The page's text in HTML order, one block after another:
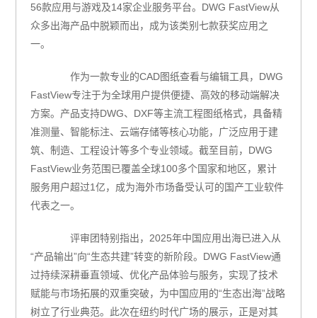
56款应用与游戏及14家企业服务平台。DWG FastView从
众多出海产品中脱颖而出，成为该类别七款获奖应用之
一。
作为一款专业的CAD图纸查看与编辑工具，DWG
FastView专注于为全球用户提供便捷、高效的移动端解决
方案。产品支持DWG、DXF等主流工程图纸格式，具备精
准测量、智能标注、云端存储等核心功能，广泛应用于建
筑、制造、工程设计等多个专业领域。截至目前，DWG
FastView业务范围已覆盖全球100多个国家和地区，累计
服务用户超过1亿，成为海外市场备受认可的国产工业软件
代表之一。
评审团特别指出，2025年中国应用出海已进入从
“产品输出”向“生态共建”转变的新阶段。DWG FastView通
过持续深耕垂直领域、优化产品体验与服务，实现了技术
赋能与市场拓展的双重突破，为中国应用的“生态出海”战略
树立了行业典范。此次在纽约时代广场的展示，正是对其